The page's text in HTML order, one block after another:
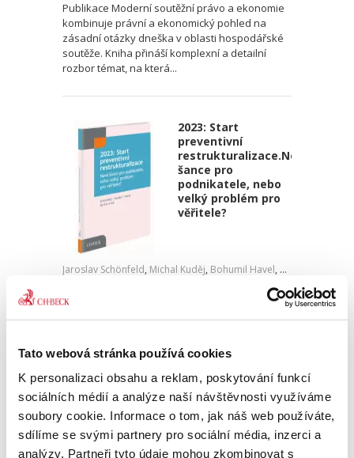
Tato webová stránka používá cookies
K personalizaci obsahu a reklam, poskytování funkcí
sociálních médií a analýze naší návštěvnosti využíváme
soubory cookie. Informace o tom, jak náš web používáte,
sdílíme se svými partnery pro sociální média, inzerci a
analýzy. Partneři tyto údaje mohou zkombinovat s
Publikace Moderní soutěžní právo a ekonomie
kombinuje právní a ekonomický pohled na
zásadní otázky dneška v oblasti hospodářské
soutěže. Kniha přináší komplexní a detailní
rozbor témat, na která...
2023: Start
preventivní
restrukturalizace.Nová
šance pro
podnikatele, nebo
velký problém pro
věřitele?
Jaroslav Schönfeld, Michal Kuděj, Bohumil Havel, Petr Sprinz
490,00 Kč
restrukturalizace. Nová šance pro podnikatele,
nebo velký problém pro věřitele?“ je ve
skutečnosti důležitější druhá část názvu titulu.
Kolektiv autorů...
Patentové litigace